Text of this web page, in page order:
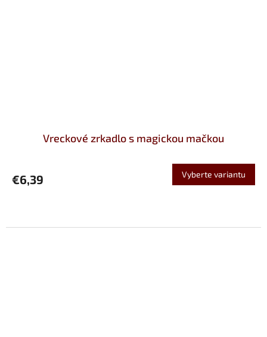
Vreckové zrkadlo s magickou mačkou
€6,39 Vyberte variantu